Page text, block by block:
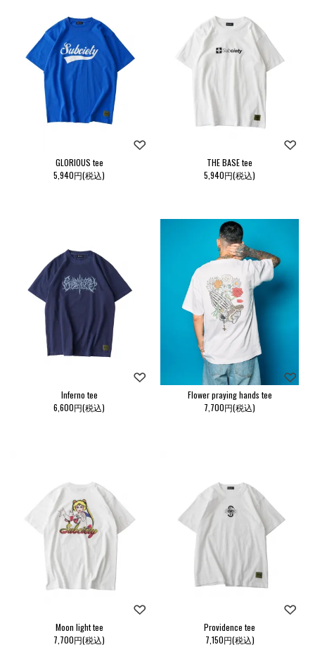
GLORIOUS tee
5,940円(税込)
THE BASE tee
5,940円(税込)
Inferno tee
6,600円(税込)
Flower praying hands tee
7,700円(税込)
Moon light tee
7,700円(税込)
Providence tee
7,150円(税込)